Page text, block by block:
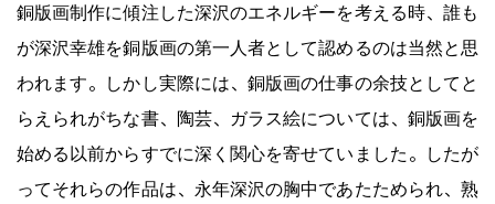
銅版画制作に傾注した深沢のエネルギーを考える時、誰も
が深沢幸雄を銅版画の第一人者として認めるのは当然と思
われます。しかし実際には、銅版画の仕事の余技としてと
らえられがちな書、陶芸、ガラス絵については、銅版画を
始める以前からすでに深く関心を寄せていました。したが
ってそれらの作品は、永年深沢の胸中であたためられ、熟